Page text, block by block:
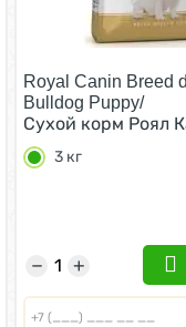
Royal Canin Breed
Bulldog Puppy/
Сухой корм Роял
Щенков породы
Бульдог в
3 кг
+
−